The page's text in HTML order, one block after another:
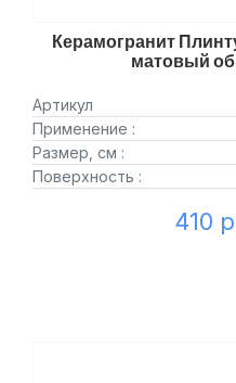
Керамогранит
матовый
Артикул
Применение :
Размер, см :
Поверхность :
410